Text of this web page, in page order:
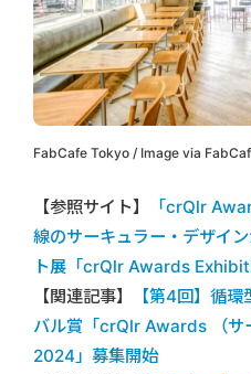
FabCafe Tokyo / Image via
【参照サイト】
「crQlr
線のサーキュラー・デザイ
ト展「crQlr Awards
【関連記事】
【第4回】循
バル賞「crQlr Awards （サ
2024」募集開始